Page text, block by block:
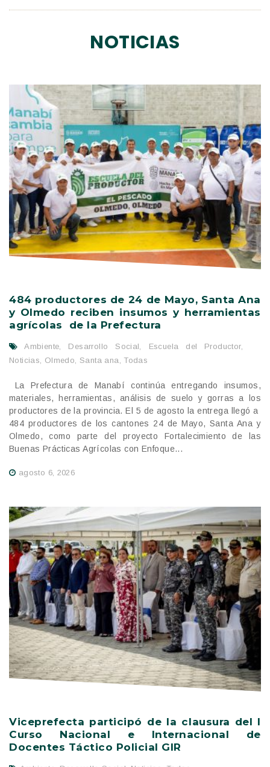
NOTICIAS
484 productores de 24 de Mayo, Santa Ana
y Olmedo reciben insumos y herramientas
agrícolas de la Prefectura
Ambiente, Desarrollo Social, Escuela del Productor,
Noticias, Olmedo,Santa ana, Todas
agosto 6, 2026
La Prefectura de Manabí continúa entregando insumos,
materiales, herramientas, análisis de suelo y gorras a los
productores de la provincia. El 5 de agosto la entrega llegó a
484 productores de los cantones 24 de Mayo, Santa Ana y
Olmedo, como parte del proyecto Fortalecimiento de las
Buenas Prácticas Agrícolas con Enfoque...
Viceprefecta participó de la clausura del I
Curso Nacional e Internacional de
Docentes Táctico Policial GIR